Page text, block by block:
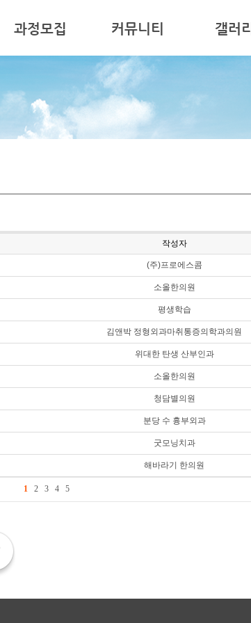
과정모집
병원코디네이터
심폐소생술
커뮤니티
공지사항
자주하는 질문
구인/구직
갤러리
작성자
(주)프로에스콤
소올한의원
평생학습
김앤박 정형외과마취통증의학과의원
위대한 탄생 산부인과
소올한의원
청담별의원
분당 수 흉부외과
굿모닝치과
해바라기 한의원
1 2 3 4 5